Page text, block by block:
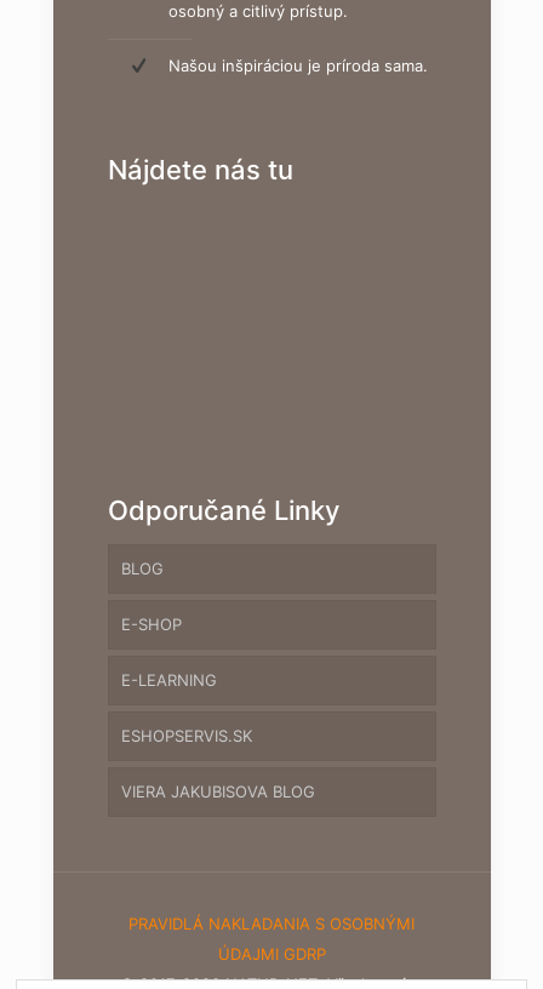
osobný a citlivý prístup.
Našou inšpiráciou je príroda sama.
Nájdete nás tu
Odporučané Linky
BLOG
E-SHOP
E-LEARNING
ESHOPSERVIS.SK
VIERA JAKUBISOVA BLOG
PRAVIDLÁ NAKLADANIA S OSOBNÝMI
ÚDAJMI GDRP
© 2017-2020 NATUR-NET. Všetky práva